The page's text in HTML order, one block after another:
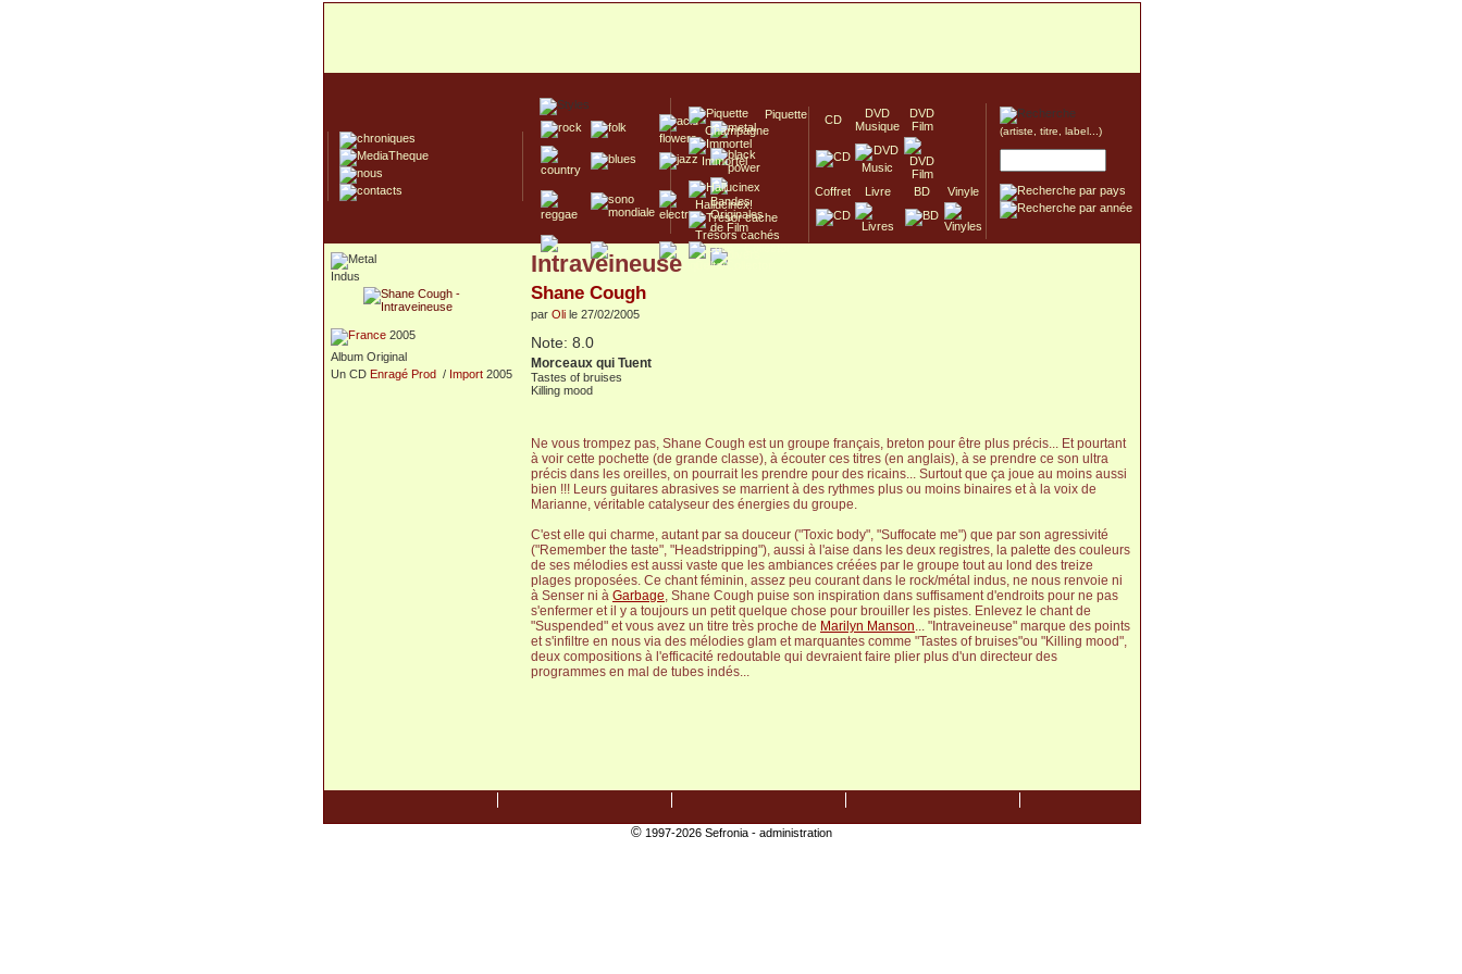
Piquette
Champagne
Immortel
Hallucinex!
Trésors cachés
Culte/Collector
CD
DVD
Musique
DVD
Film
Coffret Livre BD Vinyle
(artiste, titre, label...)
Indus
2005
Album Original
Un CD Enragé Prod / Import 2005
Intraveineuse
Shane Cough
par Oli le 27/02/2005
Note: 8.0
Morceaux qui Tuent
Tastes of bruises
Killing mood
Ne vous trompez pas, Shane Cough est un groupe français, breton pour être plus précis... Et pourtant
à voir cette pochette (de grande classe), à écouter ces titres (en anglais), à se prendre ce son ultra
précis dans les oreilles, on pourrait les prendre pour des ricains... Surtout que ça joue au moins aussi
bien !!! Leurs guitares abrasives se marrient à des rythmes plus ou moins binaires et à la voix de
Marianne, véritable catalyseur des énergies du groupe.
C'est elle qui charme, autant par sa douceur ("Toxic body", "Suffocate me") que par son agressivité
("Remember the taste", "Headstripping"), aussi à l'aise dans les deux registres, la palette des couleurs
de ses mélodies est aussi vaste que les ambiances créées par le groupe tout au lond des treize
plages proposées. Ce chant féminin, assez peu courant dans le rock/métal indus, ne nous renvoie ni
à Senser ni à Garbage, Shane Cough puise son inspiration dans suffisament d'endroits pour ne pas
s'enfermer et il y a toujours un petit quelque chose pour brouiller les pistes. Enlevez le chant de
"Suspended" et vous avez un titre très proche de Marilyn Manson... "Intraveineuse" marque des points
et s'infiltre en nous via des mélodies glam et marquantes comme "Tastes of bruises"ou "Killing mood",
deux compositions à l'efficacité redoutable qui devraient faire plier plus d'un directeur des
programmes en mal de tubes indés...
©1997-2026 Sefronia - administration